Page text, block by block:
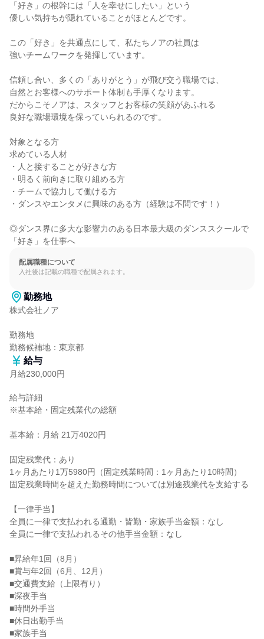
「好き」の根幹には「人を幸せにしたい」という
優しい気持ちが隠れていることがほとんどです。
この「好き」を共通点にして、私たちノアの社員は
強いチームワークを発揮しています。
信頼し合い、多くの「ありがとう」が飛び交う職場では、
自然とお客様へのサポート体制も手厚くなります。
だからこそノアは、スタッフとお客様の笑顔があふれる
良好な職場環境を保っていられるのです。
対象となる方
求めている人材
・人と接することが好きな方
・明るく前向きに取り組める方
・チームで協力して働ける方
・ダンスやエンタメに興味のある方（経験は不問です！）
◎ダンス界に多大な影響力のある日本最大級のダンススクールで
「好き」を仕事へ
配属職種について
入社後は記載の職種で配属されます。
勤務地
株式会社ノア
勤務地
勤務候補地：東京都
給与
月給230,000円
給与詳細
※基本給・固定残業代の総額
基本給：月給 21万4020円
固定残業代：あり
1ヶ月あたり1万5980円（固定残業時間：1ヶ月あたり10時間）
固定残業時間を超えた勤務時間については別途残業代を支給する
【一律手当】
全員に一律で支払われる通勤・皆勤・家族手当金額：なし
全員に一律で支払われるその他手当金額：なし
■昇給年1回（8月）
■賞与年2回（6月、12月）
■交通費支給（上限有り）
■深夜手当
■時間外手当
■休日出勤手当
■家族手当